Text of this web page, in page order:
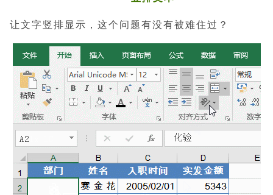
让文字竖排显示，这个问题有没有被难住过？